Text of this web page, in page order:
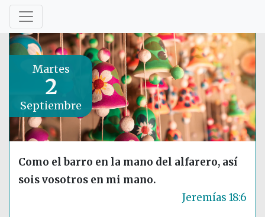
Martes
2
Septiembre
Como el barro en la mano del alfarero, así
sois vosotros en mi mano.
Jeremías 18:6